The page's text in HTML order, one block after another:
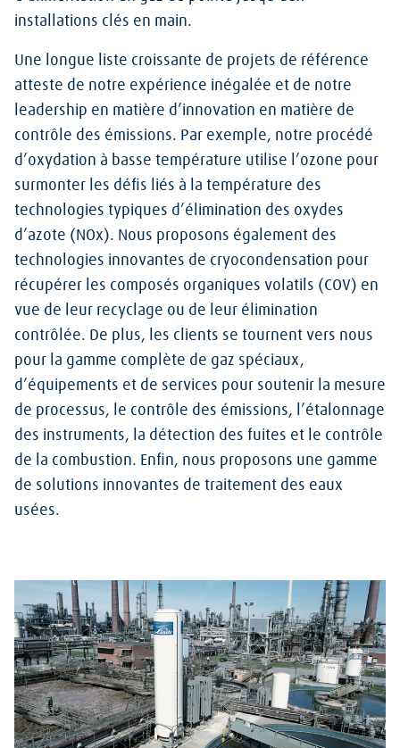
installations clés en main.
Une longue liste croissante de projets de référence
atteste de notre expérience inégalée et de notre
leadership en matière d’innovation en matière de
contrôle des émissions. Par exemple, notre procédé
d’oxydation à basse température utilise l’ozone pour
surmonter les défis liés à la température des
technologies typiques d’élimination des oxydes
d’azote (NOx). Nous proposons également des
technologies innovantes de cryocondensation pour
récupérer les composés organiques volatils (COV) en
vue de leur recyclage ou de leur élimination
contrôlée. De plus, les clients se tournent vers nous
pour la gamme complète de gaz spéciaux,
d’équipements et de services pour soutenir la mesure
de processus, le contrôle des émissions, l’étalonnage
des instruments, la détection des fuites et le contrôle
de la combustion. Enfin, nous proposons une gamme
de solutions innovantes de traitement des eaux
usées.